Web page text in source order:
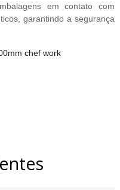
em contato com
garantindo a segurança
chef work